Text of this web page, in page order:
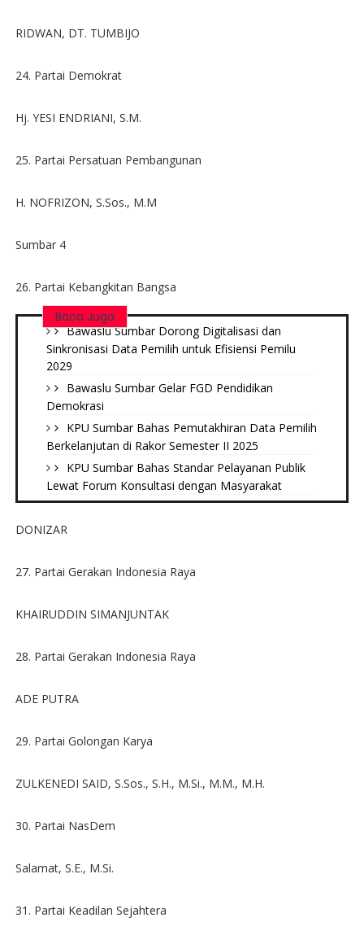
RIDWAN, DT. TUMBIJO
24. Partai Demokrat
Hj. YESI ENDRIANI, S.M.
25. Partai Persatuan Pembangunan
H. NOFRIZON, S.Sos., M.M
Sumbar 4
26. Partai Kebangkitan Bangsa
Baca Juga
Bawaslu Sumbar Dorong Digitalisasi dan
Sinkronisasi Data Pemilih untuk Efisiensi Pemilu
2029
Bawaslu Sumbar Gelar FGD Pendidikan
Demokrasi
KPU Sumbar Bahas Pemutakhiran Data Pemilih
Berkelanjutan di Rakor Semester II 2025
KPU Sumbar Bahas Standar Pelayanan Publik
Lewat Forum Konsultasi dengan Masyarakat
DONIZAR
27. Partai Gerakan Indonesia Raya
KHAIRUDDIN SIMANJUNTAK
28. Partai Gerakan Indonesia Raya
ADE PUTRA
29. Partai Golongan Karya
ZULKENEDI SAID, S.Sos., S.H., M.Si., M.M., M.H.
30. Partai NasDem
Salamat, S.E., M.Si.
31. Partai Keadilan Sejahtera